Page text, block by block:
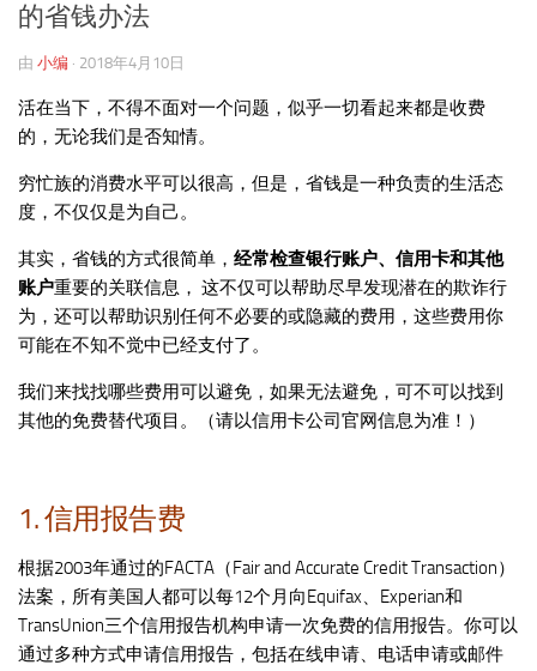
的省钱办法
由 小编 · 2018年4月10日
活在当下，不得不面对一个问题，似乎一切看起来都是收费
的，无论我们是否知情。
穷忙族的消费水平可以很高，但是，省钱是一种负责的生活态
度，不仅仅是为自己。
其实，省钱的方式很简单， 经常检查银行账户、信用卡和其他
账户重要的关联信息， 这不仅可以帮助尽早发现潜在的欺诈行
为，还可以帮助识别任何不必要的或隐藏的费用，这些费用你
可能在不知不觉中已经支付了。
我们来找找哪些费用可以避免，如果无法避免，可不可以找到
其他的免费替代项目。（请以信用卡公司官网信息为准！）
1. 信用报告费
根据2003年通过的FACTA（Fair and Accurate Credit Transaction）
法案，所有美国人都可以每12个月向Equifax、Experian和
TransUnion三个信用报告机构申请一次免费的信用报告。你可以
通过多种方式申请信用报告，包括在线申请、电话申请或邮件